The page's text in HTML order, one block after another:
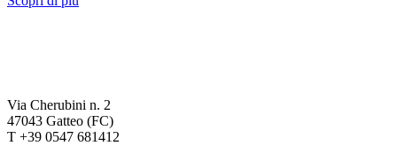
Via Cherubini n. 2
47043 Gatteo (FC)
T +39 0547 681412